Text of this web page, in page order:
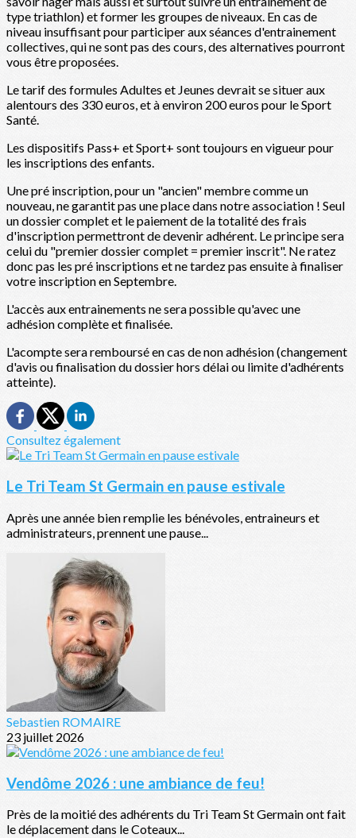
type triathlon) et former les groupes de niveaux. En cas de
niveau insuffisant pour participer aux séances d'entrainement
collectives, qui ne sont pas des cours, des alternatives pourront
vous être proposées.
Le tarif des formules Adultes et Jeunes devrait se situer aux
alentours des 330 euros, et à environ 200 euros pour le Sport
Santé.
Les dispositifs Pass+ et Sport+ sont toujours en vigueur pour
les inscriptions des enfants.
Une pré inscription, pour un "ancien" membre comme un
nouveau, ne garantit pas une place dans notre association ! Seul
un dossier complet et le paiement de la totalité des frais
d'inscription permettront de devenir adhérent. Le principe sera
celui du "premier dossier complet = premier inscrit". Ne ratez
donc pas les pré inscriptions et ne tardez pas ensuite à finaliser
votre inscription en Septembre.
L'accès aux entrainements ne sera possible qu'avec une
adhésion complète et finalisée.
L'acompte sera remboursé en cas de non adhésion (changement
d'avis ou finalisation du dossier hors délai ou limite d'adhérents
atteinte).
Consultez également
Le Tri Team St Germain en pause estivale
Après une année bien remplie les bénévoles, entraineurs et
administrateurs, prennent une pause...
Sebastien ROMAIRE
23 juillet 2026
Vendôme 2026 : une ambiance de feu!
Près de la moitié des adhérents du Tri Team St Germain ont fait
le déplacement dans le Coteaux...